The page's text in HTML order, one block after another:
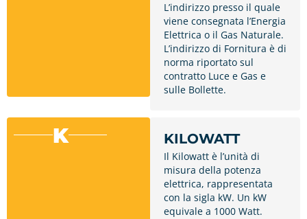
L’indirizzo presso il quale
viene consegnata l’Energia
Elettrica o il Gas Naturale.
L’indirizzo di Fornitura è di
norma riportato sul
contratto Luce e Gas e
sulle Bollette.
K KILOWATT
Il Kilowatt è l’unità di
misura della potenza
elettrica, rappresentata
con la sigla kW. Un kW
equivale a 1000 Watt.